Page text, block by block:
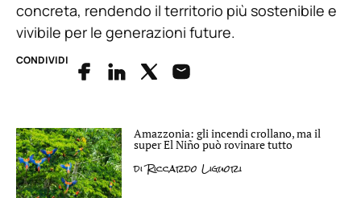
concreta, rendendo il territorio più sostenibile e
vivibile per le generazioni future.
CONDIVIDI
Amazzonia: gli incendi crollano, ma il
super El Niño può rovinare tutto
diRiccardo Liguori